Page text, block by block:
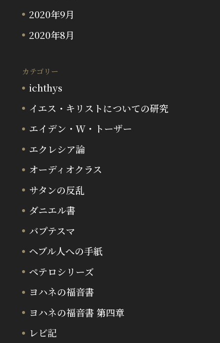
2020年9月
2020年8月
カテゴリー
ichthys
イエス・キリストについての研究
エイデン・W・トーザー
エクレシア論
オーディオクラス
サタンの反乱
ダニエル書
バプテスマ
ヘブル人への手紙
ペテロシリーズ
ヨハネの福音書
ヨハネの福音書 第四章
レビ記